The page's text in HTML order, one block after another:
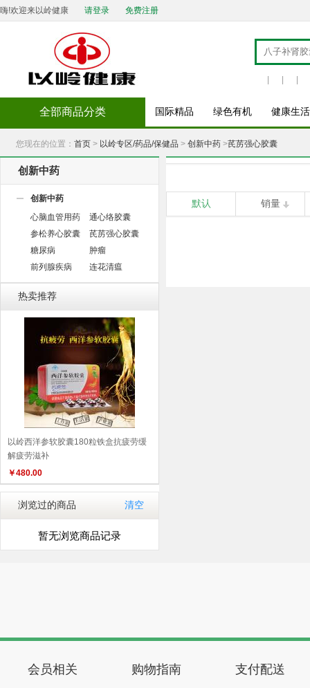
嗨!欢迎来以岭健康 请登录 免费注册
全部商品分类 国际精品 绿色有机 健康生活
您现在的位置： 首页 > 以岭专区/药品/保健品 > 创新中药 >芪苈强心胶囊
创新中药
创新中药
心脑血管用药
通心络胶囊
参松养心胶囊
芪苈强心胶囊
糖尿病
肿瘤
前列腺疾病
连花清瘟
热卖推荐
以岭西洋参软胶囊180粒铁盒抗疲劳缓
解疲劳滋补
￥480.00
浏览过的商品 清空
暂无浏览商品记录
默认 销量
会员相关 购物指南 支付配送